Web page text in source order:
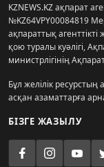
KZNEWS.KZ ақпарат
№KZ64VPY00084819
ақпараттық
қою туралы куәлігі,
министрлігінің
Бұл желілік
асқан азаматтарға
БІЗГЕ ЖАЗЫЛУ